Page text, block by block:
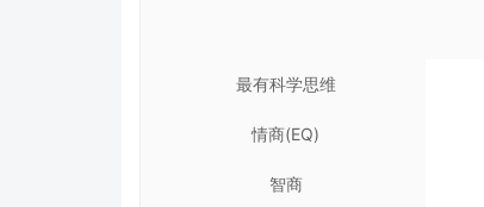
最有科学思维
情商(EQ)
智商